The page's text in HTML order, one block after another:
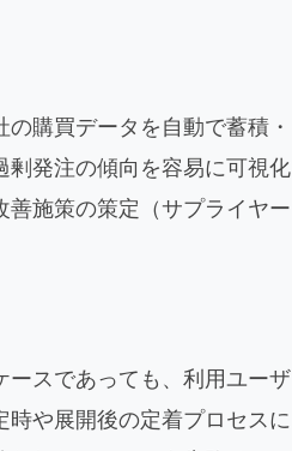
購買データを自動で蓄積・
剰発注の傾向を容易に可視化
善施策の策定（サプライヤー
ースであっても、利用ユーザ
や展開後の定着プロセスに